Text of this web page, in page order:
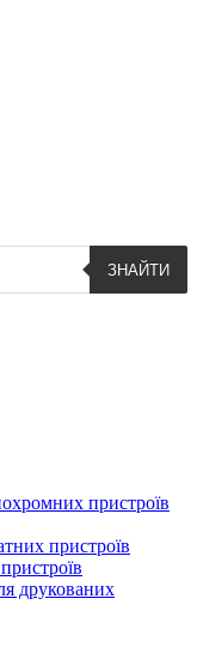
ЗНАЙТИ
пристроїв
пристроїв
друкованих